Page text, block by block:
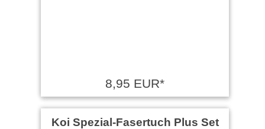
8,95 EUR*
Koi Spezial-Fasertuch Plus Set